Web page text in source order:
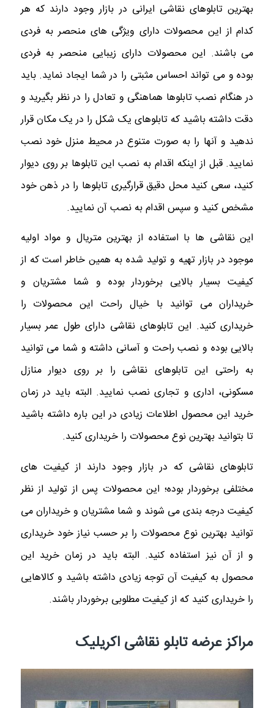
بهترین تابلوهای نقاشی ایرانی در بازار وجود دارند که هر
کدام از این محصولات دارای ویژگی های منحصر به فردی
می باشند. این محصولات دارای زیبایی منحصر به فردی
بوده و می تواند احساس مثبتی را در شما ایجاد نماید. باید
در هنگام نصب تابلوها هماهنگی و تعادل را در نظر بگیرید و
دقت داشته باشید که تابلوهای یک شکل را در یک مکان قرار
ندهید و آنها را به صورت متنوع در محیط منزل خود نصب
نمایید. قبل از اینکه اقدام به نصب این تابلوها بر روی دیوار
کنید، سعی کنید محل دقیق قرارگیری تابلوها را در ذهن خود
مشخص کنید و سپس اقدام به نصب آن نمایید.
این نقاشی ها با استفاده از بهترین متریال و مواد اولیه
موجود در بازار تهیه و تولید شده به همین خاطر است که از
کیفیت بسیار بالایی برخوردار بوده و شما مشتریان و
خریداران می توانید با خیال راحت این محصولات را
خریداری کنید. این تابلوهای نقاشی دارای طول عمر بسیار
بالایی بوده و نصب راحت و آسانی داشته و شما می توانید
به راحتی این تابلوهای نقاشی را بر روی دیوار منازل
مسکونی، اداری و تجاری نصب نمایید‌. البته باید در زمان
خرید این محصول اطلاعات زیادی در این باره داشته باشید
تا بتوانید بهترین نوع محصولات را خریداری کنید.
تابلوهای نقاشی که در بازار وجود دارند از کیفیت های
مختلفی برخوردار بوده؛ این محصولات پس از تولید از نظر
کیفیت درجه بندی می شوند و شما مشتریان و خریداران می
توانید بهترین نوع محصولات را بر حسب نیاز خود خریداری
و از آن نیز استفاده کنید. البته باید در زمان خرید این
محصول به کیفیت آن توجه زیادی داشته باشید و کالاهایی
را خریداری کنید که از کیفیت مطلوبی برخوردار باشند.
مراکز عرضه تابلو نقاشی اکریلیک